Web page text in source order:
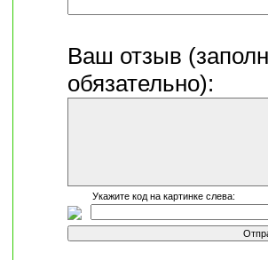
Ваш отзыв
обязательно):
Укажите код на картинке слева: